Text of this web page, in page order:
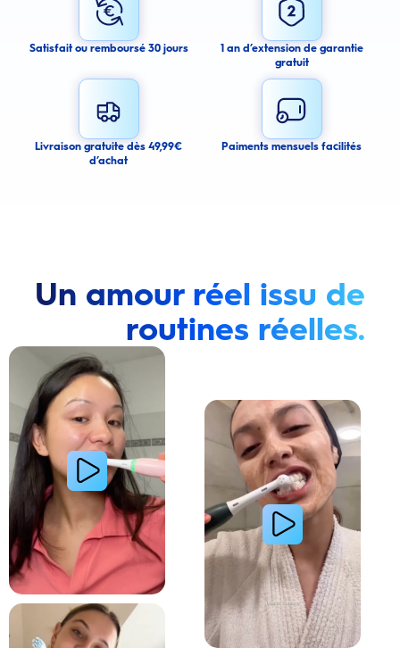
By signing up for email alerts, you agree to receive email
communications regarding this product. We may use your email address
to send you email messages about product availability. We process your
personal data as stated in our Privacy Policy. You may withdraw your
consent or manage your email preferences at any time.
Cancel
Satisfait ou remboursé 30 jours
1 an d’extension de garantie
gratuit
Livraison gratuite dès 49,99€
d’achat
Paiments mensuels facilités
Un amour réel issu de
routines réelles.
Lire la vidéo : Une jeune femme montre comment elle a amélioré l’apparence de ses dents
Lire la vidéo : Une jeune femme partage sa
Lire la vidéo : La routine du matin d’une jeune femme avec le système de brosse à dents